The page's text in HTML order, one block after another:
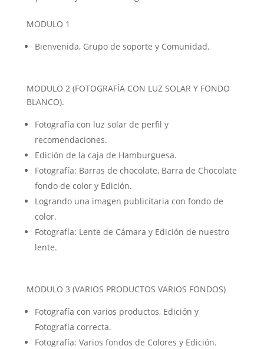
MODULO 1
Bienvenida, Grupo de soporte y Comunidad.
MODULO 2 (FOTOGRAFÍA CON LUZ SOLAR Y FONDO
BLANCO).
Fotografía con luz solar de perfil y
recomendaciones.
Edición de la caja de Hamburguesa.
Fotografía: Barras de chocolate, Barra de Chocolate
fondo de color y Edición.
Logrando una imagen publicitaria con fondo de
color.
Fotografía: Lente de Cámara y Edición de nuestro
lente.
MODULO 3 (VARIOS PRODUCTOS VARIOS FONDOS)
Fotografía con varios productos, Edición y
Fotografía correcta.
Fotografía: Varios fondos de Colores y Edición.